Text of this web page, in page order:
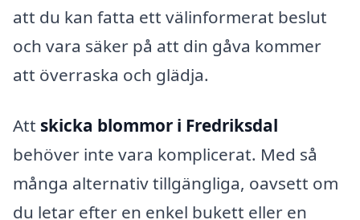
att du kan fatta ett välinformerat beslut
och vara säker på att din gåva kommer
att överraska och glädja.
Att skicka blommor i Fredriksdal
behöver inte vara komplicerat. Med så
många alternativ tillgängliga, oavsett om
du letar efter en enkel bukett eller en